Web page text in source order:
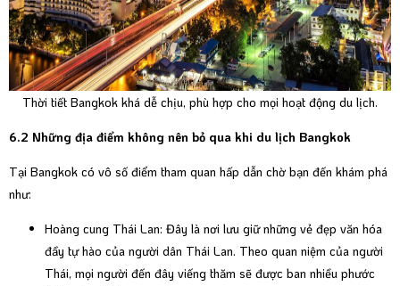
Thời tiết Bangkok khá dễ chịu, phù hợp cho mọi hoạt động du lịch.
6.2 Những địa điểm không nên bỏ qua khi du lịch Bangkok
Tại Bangkok có vô số điểm tham quan hấp dẫn chờ bạn đến khám phá
như:
Hoàng cung Thái Lan: Đây là nơi lưu giữ những vẻ đẹp văn hóa
đầy tự hào của người dân Thái Lan. Theo quan niệm của người
Thái, mọi người đến đây viếng thăm sẽ được ban nhiều phước